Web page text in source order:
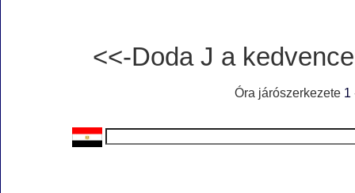
<<-Doda J a
Óra járószerkezete 1